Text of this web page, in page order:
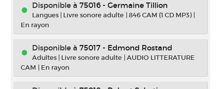
Disponible à 75016 - Germaine Tillion
Langues | Livre sonore adulte |846 CAM (1 CD MP3) |
En rayon
Disponible à 75017 - Edmond Rostand
Adultes | Livre sonore adulte |AUDIO LITTERATURE
CAM | En rayon